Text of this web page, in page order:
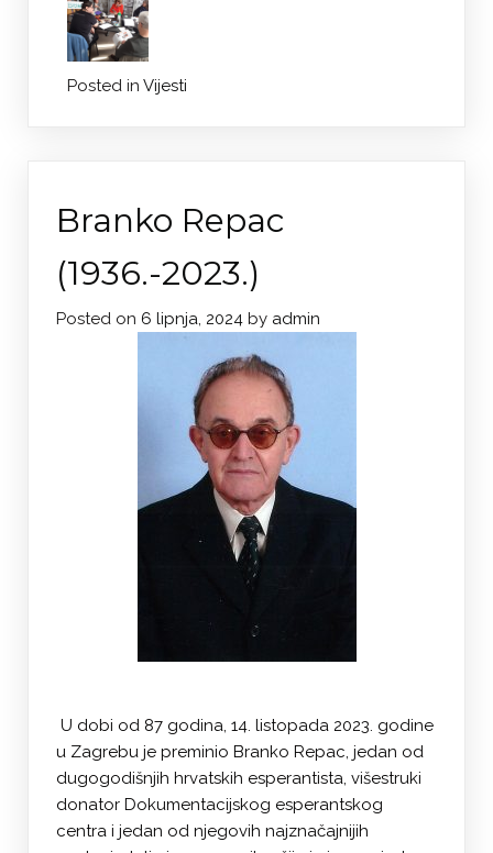
Posted in Vijesti
Branko Repac
(1936.-2023.)
Posted on 6 lipnja, 2024 by admin
U dobi od 87 godina, 14. listopada 2023. godine
u Zagrebu je preminio Branko Repac, jedan od
dugogodišnjih hrvatskih esperantista, višestruki
donator Dokumentacijskog esperantskog
centra i jedan od njegovih najznačajnijih